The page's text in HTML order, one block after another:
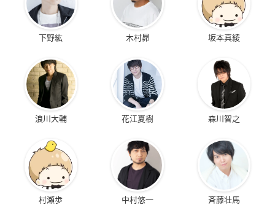
下野紘 木村昴 坂本真綾
浪川大輔 花江夏樹 森川智之
村瀬歩 中村悠一 斉藤壮馬